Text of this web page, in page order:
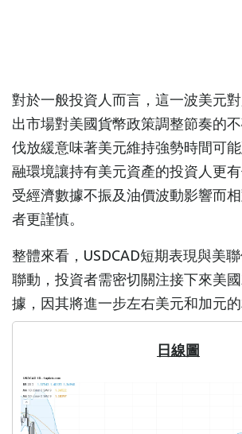
對於一般投資人而言，這一波美元
出市場對美國貨幣政策調整節奏的
伐放緩意味著美元維持強勢時間可
融環境讓持有美元資產的投資人更
受經濟數據不振及油價波動影響而
者更謹慎。
整體來看，USDCAD短期表現與美
聯動，投資者需密切關注接下來美
據，因其將進一步左右美元和加元的
日線圖